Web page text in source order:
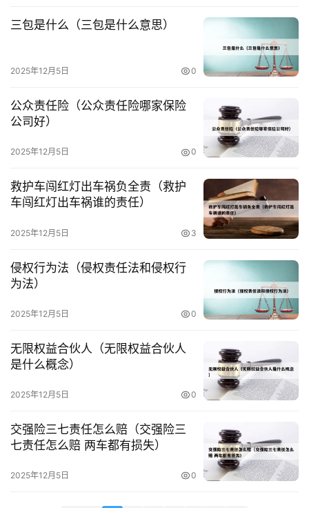
讯
律
讯
用
投
稿
三包是什么（三包是什么意思）
2025年12月5日 0
公众责任险（公众责任险哪家保险
公司好）
2025年12月5日 0
救护车闯红灯出车祸负全责（救护
车闯红灯出车祸谁的责任）
2025年12月5日 3
侵权行为法（侵权责任法和侵权行
为法）
2025年12月5日 0
无限权益合伙人（无限权益合伙人
是什么概念）
2025年12月5日 0
交强险三七责任怎么赔（交强险三
七责任怎么赔 两车都有损失）
2025年12月5日 0